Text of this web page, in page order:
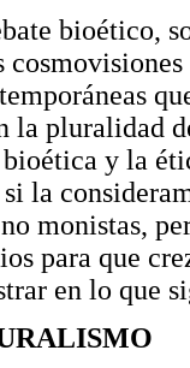
bioético,
la pluralidad
y la
la
monistas,
para que
en lo que